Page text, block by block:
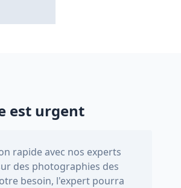
est urgent
rapide avec nos experts
des photographies des
besoin, l'expert pourra